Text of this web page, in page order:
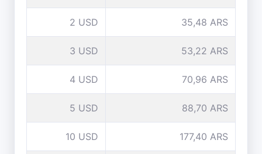
2 USD 35,48 ARS
3 USD 53,22 ARS
4 USD 70,96 ARS
5 USD 88,70 ARS
10 USD 177,40 ARS